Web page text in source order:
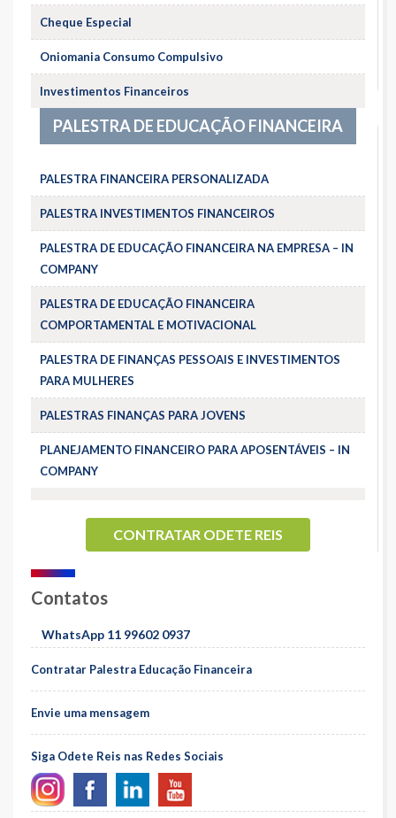
Cheque Especial
Oniomania Consumo Compulsivo
Investimentos Financeiros
PALESTRA DE EDUCAÇÃO FINANCEIRA
PALESTRA FINANCEIRA PERSONALIZADA
PALESTRA INVESTIMENTOS FINANCEIROS
PALESTRA DE EDUCAÇÃO FINANCEIRA NA EMPRESA – IN
COMPANY
PALESTRA DE EDUCAÇÃO FINANCEIRA
COMPORTAMENTAL E MOTIVACIONAL
PALESTRA DE FINANÇAS PESSOAIS E INVESTIMENTOS
PARA MULHERES
PALESTRAS FINANÇAS PARA JOVENS
PLANEJAMENTO FINANCEIRO PARA APOSENTÁVEIS – IN
COMPANY
CONTRATAR ODETE REIS
Contatos
WhatsApp 11 99602 0937
Contratar Palestra Educação Financeira
Envie uma mensagem
Siga Odete Reis nas Redes Sociais